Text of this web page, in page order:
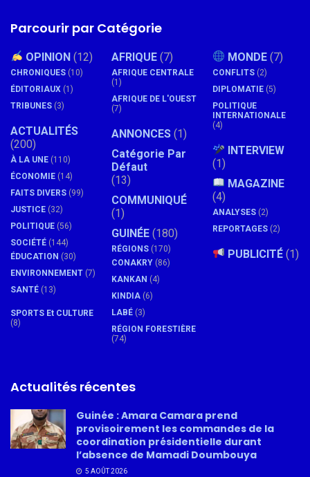
Parcourir par Catégorie
OPINION (12)
CHRONIQUES (10)
ÉDITORIAUX (1)
TRIBUNES (3)
ACTUALITÉS
(200)
À LA UNE (110)
ÉCONOMIE (14)
FAITS DIVERS (99)
JUSTICE (32)
POLITIQUE (56)
SOCIÉTÉ (144)
ÉDUCATION (30)
ENVIRONNEMENT (7)
SANTÉ (13)
SPORTS Et CULTURE
(8)
AFRIQUE (7)
AFRIQUE CENTRALE
(1)
AFRIQUE DE L'OUEST
(7)
ANNONCES (1)
Catégorie Par
Défaut
(13)
COMMUNIQUÉ
(1)
GUINÉE (180)
RÉGIONS (170)
CONAKRY (86)
KANKAN (4)
KINDIA (6)
LABÉ (3)
RÉGION FORESTIÈRE
(74)
MONDE (7)
CONFLITS (2)
DIPLOMATIE (5)
POLITIQUE
INTERNATIONALE
(4)
INTERVIEW
(1)
MAGAZINE
(4)
ANALYSES (2)
REPORTAGES (2)
PUBLICITÉ (1)
Actualités récentes
Guinée : Amara Camara prend
provisoirement les commandes de la
coordination présidentielle durant
l’absence de Mamadi Doumbouya
5 AOÛT 2026